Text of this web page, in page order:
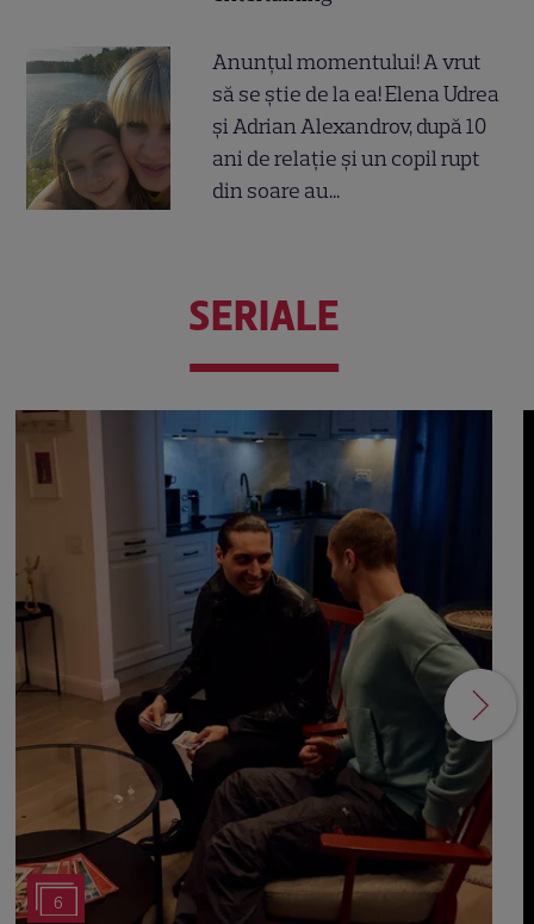
Anunțul momentului! A vrut
să se știe de la ea! Elena Udrea
și Adrian Alexandrov, după 10
ani de relație și un copil rupt
din soare au...
SERIALE
6